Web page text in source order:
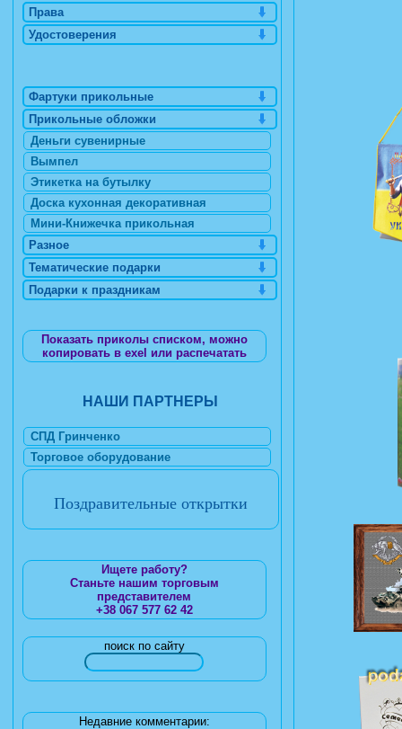
Права
Удостоверения
Фартуки прикольные
Прикольные обложки
Деньги сувенирные
Вымпел
Этикетка на бутылку
Доска кухонная декоративная
Мини-Книжечка прикольная
Разное
Тематические подарки
Подарки к праздникам
Показать приколы списком, можно
копировать в exel или распечатать
НАШИ ПАРТНЕРЫ
СПД Гринченко
Торговое оборудование
Поздравительные открытки
Ищете работу?
Станьте нашим торговым
представителем
+38 067 577 62 42
поиск по сайту
Недавние комментарии: